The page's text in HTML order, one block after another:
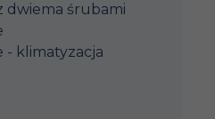
dwiema śrubami
- klimatyzacja